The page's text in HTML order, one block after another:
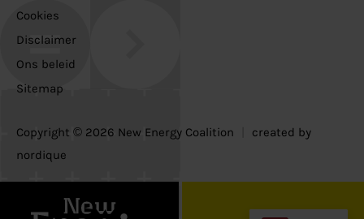
Copyright © 2026 New Energy Coalition
created by
nordique
Cookies
Disclaimer
Ons beleid
Sitemap